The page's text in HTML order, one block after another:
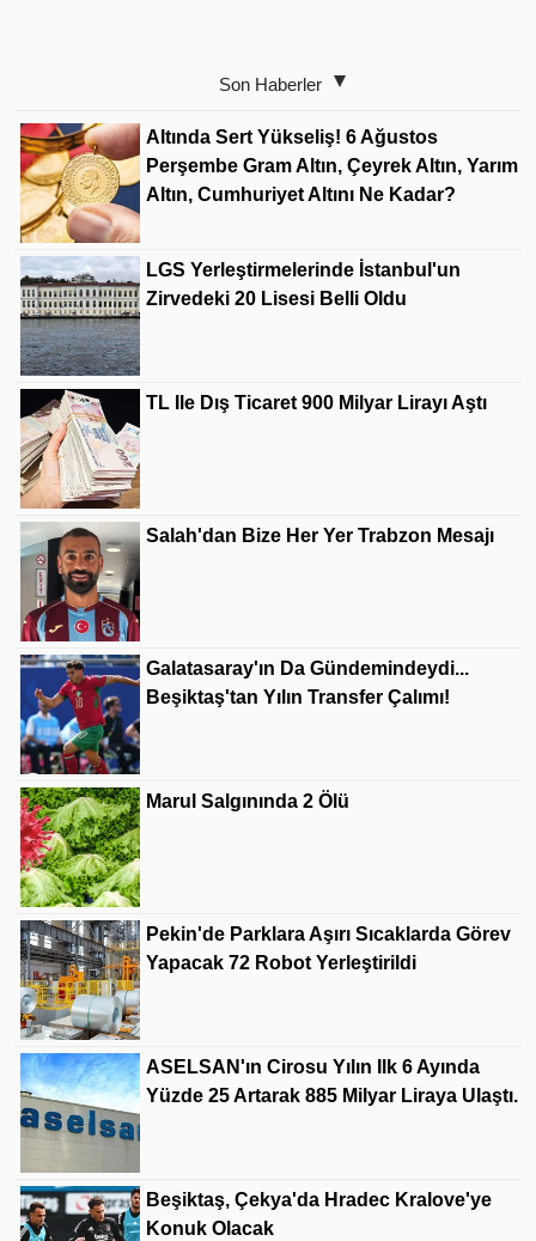
Son Haberler
Altında Sert Yükseliş! 6 Ağustos
Perşembe Gram Altın, Çeyrek Altın, Yarım
Altın, Cumhuriyet Altını Ne Kadar?
LGS Yerleştirmelerinde İstanbul'un
Zirvedeki 20 Lisesi Belli Oldu
TL Ile Dış Ticaret 900 Milyar Lirayı Aştı
Salah'dan Bize Her Yer Trabzon Mesajı
Galatasaray'ın Da Gündemindeydi...
Beşiktaş'tan Yılın Transfer Çalımı!
Marul Salgınında 2 Ölü
Pekin'de Parklara Aşırı Sıcaklarda Görev
Yapacak 72 Robot Yerleştirildi
ASELSAN'ın Cirosu Yılın Ilk 6 Ayında
Yüzde 25 Artarak 885 Milyar Liraya Ulaştı.
Beşiktaş, Çekya'da Hradec Kralove'ye
Konuk Olacak